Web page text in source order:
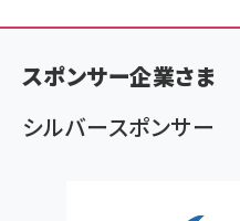
ン
く
ず
スポンサー企業さま
シルバースポンサー